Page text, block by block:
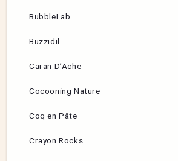
BubbleLab
Buzzidil
Caran D’Ache
Cocooning Nature
Coq en Pâte
Crayon Rocks